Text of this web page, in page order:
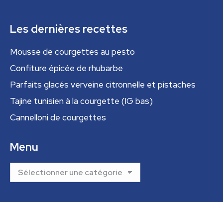
Les dernières recettes
Mousse de courgettes au pesto
Confiture épicée de rhubarbe
Parfaits glacés verveine citronnelle et pistaches
Tajine tunisien à la courgette (IG bas)
Cannelloni de courgettes
Menu
Menu